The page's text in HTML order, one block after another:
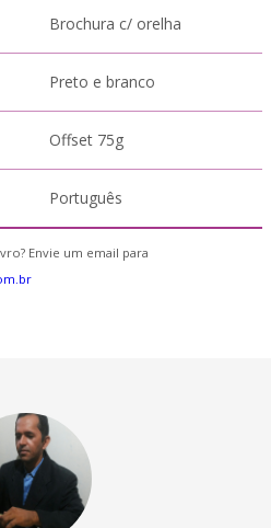
Brochura c/ orelha
Preto e branco
Offset 75g
Português
Envie um email para